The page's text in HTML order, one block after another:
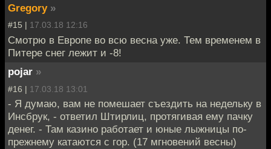
Gregory »
#15 | 17.03.18 12:16
Смотрю в Европе во всю весна уже. Тем временем в
Питере снег лежит и -8!
pojar »
#16 | 17.03.18 13:01
- Я думаю, вам не помешает съездить на недельку в
Инсбрук, - ответил Штирлиц, протягивая ему пачку
денег. - Там казино работает и юные лыжницы по-
прежнему катаются с гор. (17 мгновений весны)